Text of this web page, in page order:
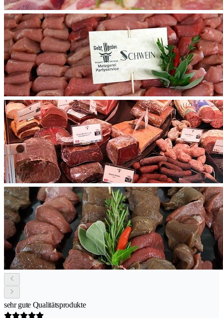
sehr gute Qualitätsprodukte